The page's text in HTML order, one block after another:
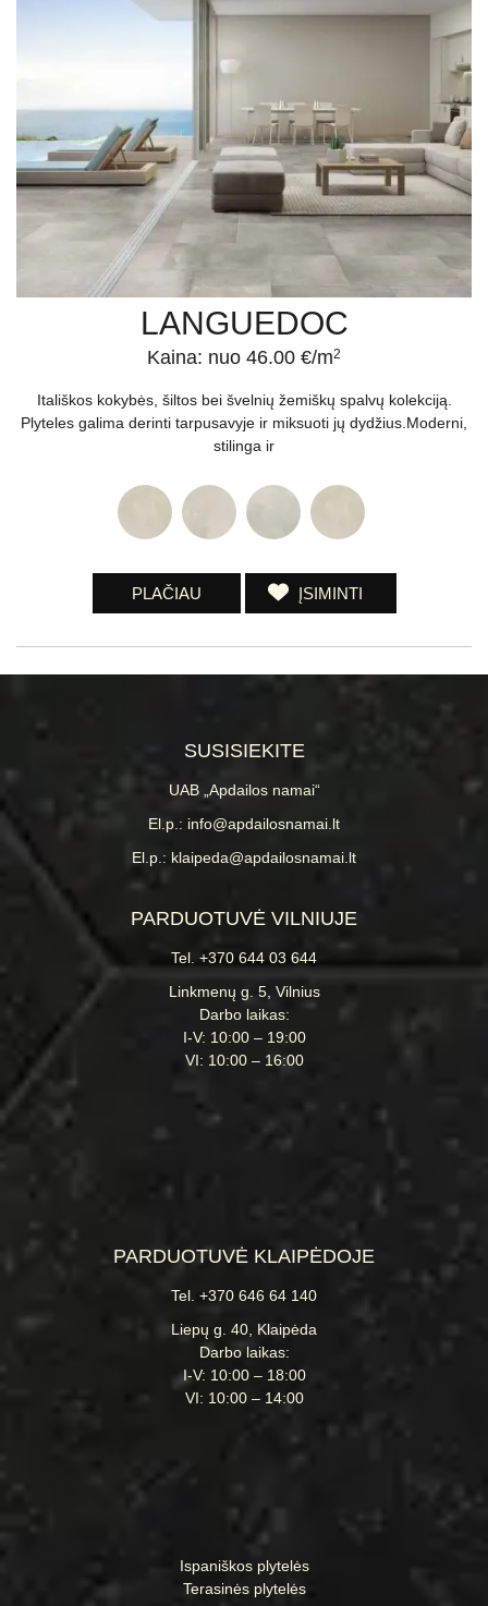
LANGUEDOC
Kaina: nuo 46.00 €/m2
Itališkos kokybės, šiltos bei švelnių žemiškų spalvų kolekciją.
Plyteles galima derinti tarpusavyje ir miksuoti jų dydžius.Moderni,
stilinga ir
PLAČIAU ĮSIMINTI
SUSISIEKITE
UAB „Apdailos namai“
El.p.: info@apdailosnamai.lt
El.p.: klaipeda@apdailosnamai.lt
PARDUOTUVĖ VILNIUJE
Tel. +370 644 03 644
Linkmenų g. 5, Vilnius
Darbo laikas:
I-V: 10:00 – 19:00
VI: 10:00 – 16:00
PARDUOTUVĖ KLAIPĖDOJE
Tel. +370 646 64 140
Liepų g. 40, Klaipėda
Darbo laikas:
I-V: 10:00 – 18:00
VI: 10:00 – 14:00
Ispaniškos plytelės
Terasinės plytelės